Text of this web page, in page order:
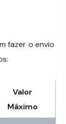
fazer o envio
Valor
Máximo